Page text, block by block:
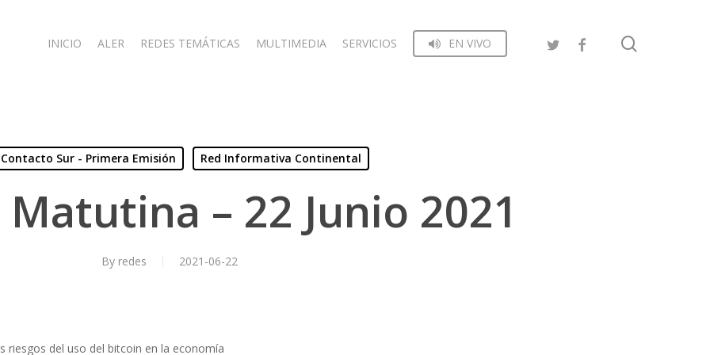
INICIO ALER REDES TEMÁTICAS MULTIMEDIA SERVICIOS EN VIVO
Contacto Sur - Primera Emisión Red Informativa Continental
– 22 Junio 2021
By redes 2021-06-22
riesgos del uso del bitcoin en la economía